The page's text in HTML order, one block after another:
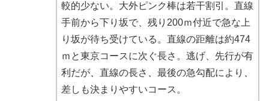
較的少ない。大外ピンク棒は若干割引。直線
手前から下り坂で、残り200ｍ付近で急な上
り坂が待ち受けている。直線の距離は約474
ｍと東京コースに次ぐ長さ。逃げ、先行が有
利だが、直線の長さ、最後の急勾配により、
差しも決まりやすいコース。